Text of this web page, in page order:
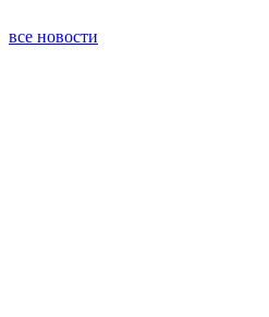
все новости